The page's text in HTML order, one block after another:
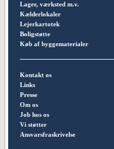
Lager, værksted m.v.
Kælderlokaler
Lejerkartotek
Boligstøtte
Køb af byggematerialer
Kontakt os
Links
Presse
Om os
Job hos os
Vi støtter
Ansvarsfraskrivelse